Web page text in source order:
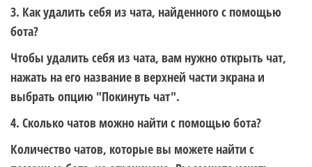
3. Как удалить себя из чата, найденного с помощью
бота?
Чтобы удалить себя из чата, вам нужно открыть чат,
нажать на его название в верхней части экрана и
выбрать опцию "Покинуть чат".
4. Сколько чатов можно найти с помощью бота?
Количество чатов, которые вы можете найти с